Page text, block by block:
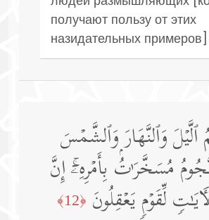
получают пользу от этих
назидательных
وَٱلنَّهَارَ وَٱلشَّمۡسَ
مُسَخَّرَ ٰ⁠تُۢ بِأَمۡرِهِۦۤۚ إِنَّ
لِّقَوۡمࣲ یَعۡقِلُونَ ﴿12﴾